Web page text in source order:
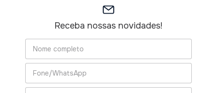
Receba nossas novidades!